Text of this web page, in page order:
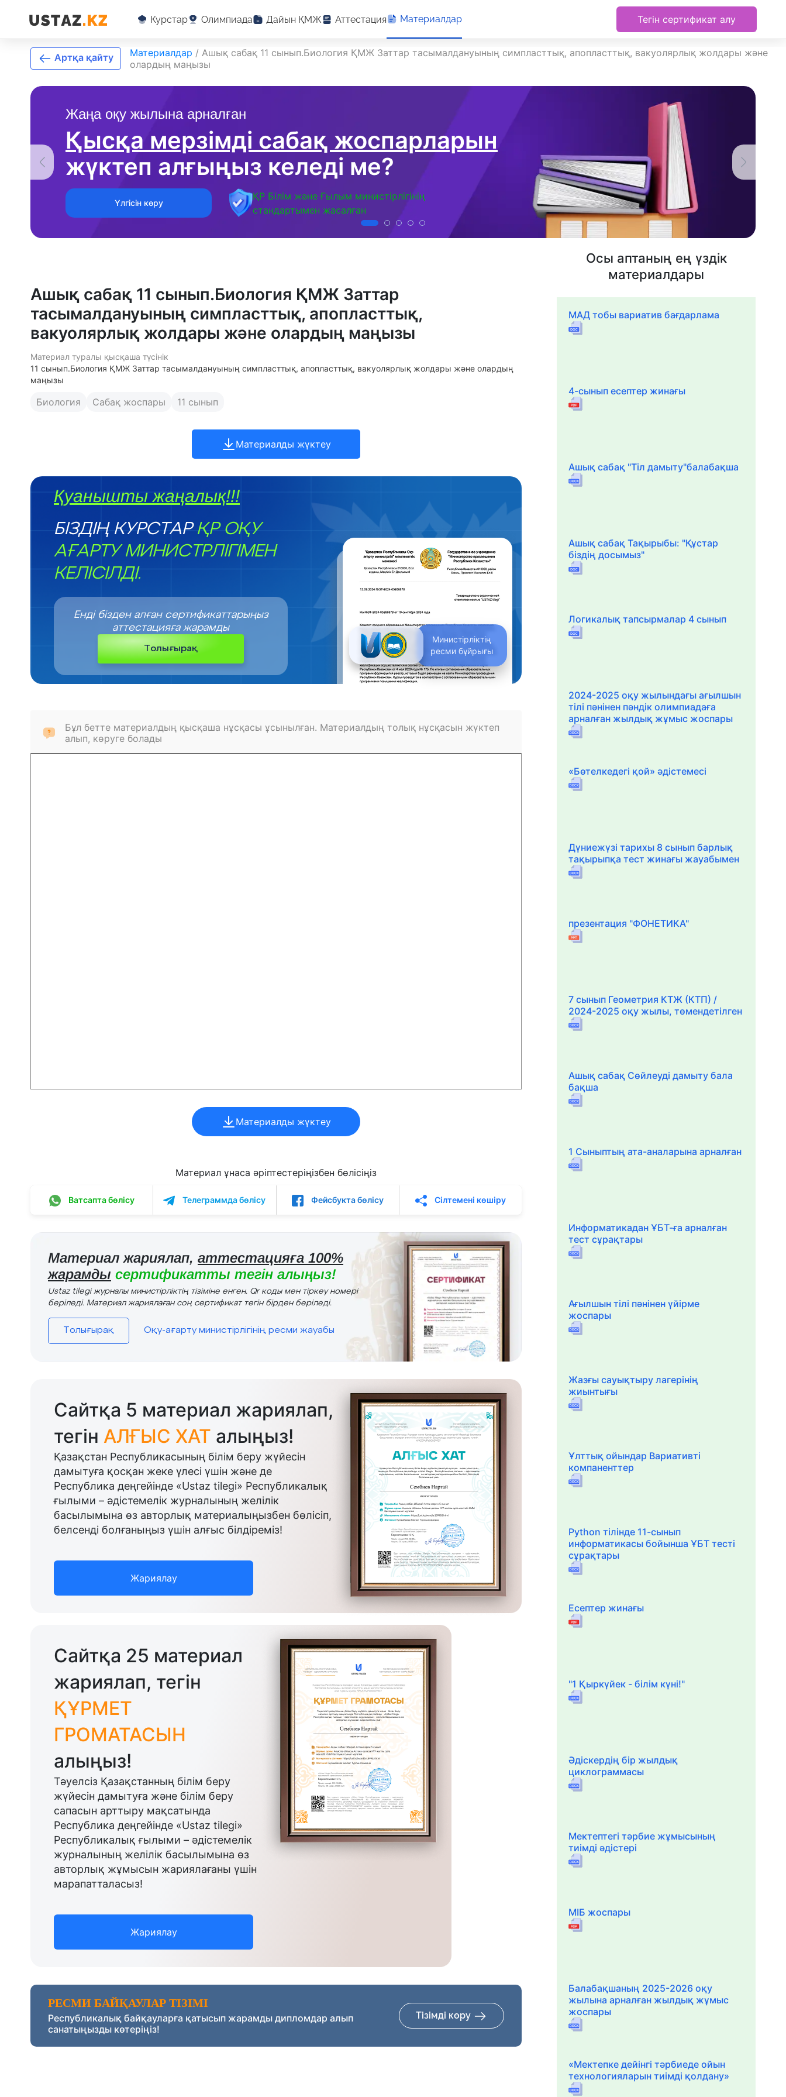
Курстар Олимпиада Дайын ҚМЖ Аттестация Материалдар Тегін сертификат алу
Жаңа оқу жылына арналған
Қысқа мерзімді сабақ жоспарларын
жүктеп алғыңыз келеді ме?
Үлгісін көру
ҚР Білім және Ғылым министірлігінің
стандартымен жасалған
Артқа қайту Материалдар / Ашық сабақ 11 сынып.Биология ҚМЖ Заттар тасымалдануының симпласттық, апопласттық, вакуолярлық жолдары және
олардың маңызы
Ашық сабақ 11 сынып.Биология ҚМЖ Заттар
тасымалдануының симпласттық, апопласттық,
вакуолярлық жолдары және олардың маңызы
Материал туралы қысқаша түсінік
11 сынып.Биология ҚМЖ Заттар тасымалдануының симпласттық, апопласттық, вакуолярлық жолдары және олардың
маңызы
Биология Сабақ жоспары 11 сынып
Материалды жүктеу
Қуанышты жаңалық!!!
БІЗДІҢ КУРСТАР ҚР ОҚУ
АҒАРТУ МИНИСТРЛІГІМЕН
КЕЛІСІЛДІ.
Министірліктің
ресми бұйрығы
Енді бізден алған сертификаттарыңыз
аттестацияға жарамды
Толығырақ
Бұл бетте материалдың қысқаша нұсқасы ұсынылған. Материалдың толық нұсқасын жүктеп
алып, көруге болады
Материалды жүктеу
Материал ұнаса әріптестеріңізбен бөлісіңіз
Ватсапта бөлісу Телеграммда бөлісу Фейсбукта бөлісу Сілтемені көшіру
Материал жариялап, аттестацияға 100%
жарамды сертификатты тегін алыңыз!
Ustaz tilegi журналы министірліктің тізіміне енген. Qr коды мен тіркеу номері
беріледі. Материал жариялаған соң сертификат тегін бірден беріледі.
Толығырақ Оқу-ағарту министірлігінің ресми жауабы
Сайтқа 5 материал жариялап,
тегін АЛҒЫС ХАТ алыңыз!
Қазақстан Республикасының білім беру жүйесін
дамытуға қосқан жеке үлесі үшін және де
Республика деңгейінде «Ustaz tilegi» Республикалық
ғылыми – әдістемелік журналының желілік
басылымына өз авторлық материалыңызбен бөлісіп,
белсенді болғаныңыз үшін алғыс білдіреміз!
Жариялау
Сайтқа 25 материал
жариялап, тегін
ҚҰРМЕТ
ГРОМАТАСЫН
алыңыз!
Тәуелсіз Қазақстанның білім беру
жүйесін дамытуға және білім беру
сапасын арттыру мақсатында
Республика деңгейінде «Ustaz tilegi»
Республикалық ғылыми – әдістемелік
журналының желілік басылымына өз
авторлық жұмысын жариялағаны үшін
марапатталасыз!
Жариялау
РЕСМИ БАЙҚАУЛАР ТІЗІМІ
Республикалық байқауларға қатысып жарамды дипломдар алып
санатыңызды көтеріңіз!
Тізімді көру
Осы аптаның ең үздік
материалдары
МАД тобы вариатив бағдарлама
4-сынып есептер жинағы
Ашық сабақ "Тіл дамыту"балабақша
Ашық сабақ Тақырыбы: "Құстар
біздің досымыз"
Логикалық тапсырмалар 4 сынып
2024-2025 оқу жылындағы ағылшын
тілі пәнінен пәндік олимпиадаға
арналған жылдық жұмыс жоспары
«Бөтелкедегі қой» әдістемесі
Дүниежүзі тарихы 8 сынып барлық
тақырыпқа тест жинағы жауабымен
презентация "ФОНЕТИКА"
7 сынып Геометрия КТЖ (КТП) /
2024-2025 оқу жылы, төмендетілген
Ашық сабақ Сөйлеуді дамыту бала
бақша
1 Сыныптың ата-аналарына арналған
Информатикадан ҰБТ-ға арналған
тест сұрақтары
Ағылшын тілі пәнінен үйірме
жоспары
Жазғы сауықтыру лагерінің
жиынтығы
Ұлттық ойындар Вариативті
компаненттер
Python тілінде 11-сынып
информатикасы бойынша ҰБТ тесті
сұрақтары
Есептер жинағы
"1 Қыркүйек - білім күні!"
Әдіскердің бір жылдық
циклограммасы
Мектептегі тәрбие жұмысының
тиімді әдістері
МІБ жоспары
Балабақшаның 2025-2026 оқу
жылына арналған жылдық жұмыс
жоспары
«Мектепке дейінгі тәрбиеде ойын
технологияларын тиімді қолдану»